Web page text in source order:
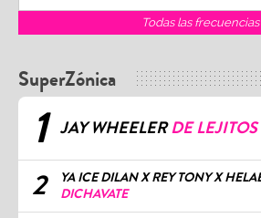
Todas las frecuencias
SuperZónica
1 JAY WHEELERDE LEJITOS
2
YA ICE DILAN X REY TONY X
DICHAVATE